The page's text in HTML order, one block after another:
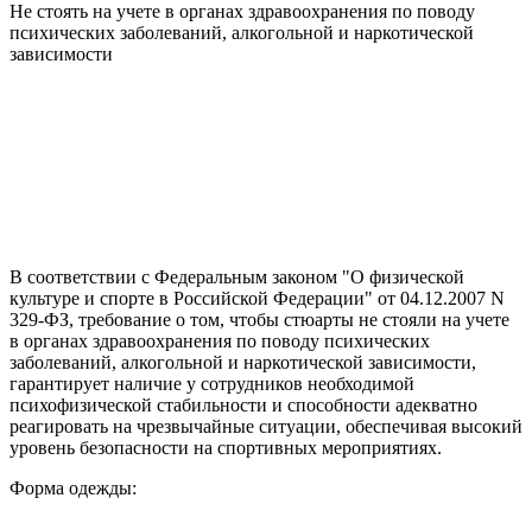
Не стоять на учете в органах здравоохранения по поводу
психических заболеваний, алкогольной и наркотической
зависимости
В соответствии с Федеральным законом "О физической
культуре и спорте в Российской Федерации" от 04.12.2007 N
329-ФЗ, требование о том, чтобы стюарты не стояли на учете
в органах здравоохранения по поводу психических
заболеваний, алкогольной и наркотической зависимости,
гарантирует наличие у сотрудников необходимой
психофизической стабильности и способности адекватно
реагировать на чрезвычайные ситуации, обеспечивая высокий
уровень безопасности на спортивных мероприятиях.
Форма одежды: